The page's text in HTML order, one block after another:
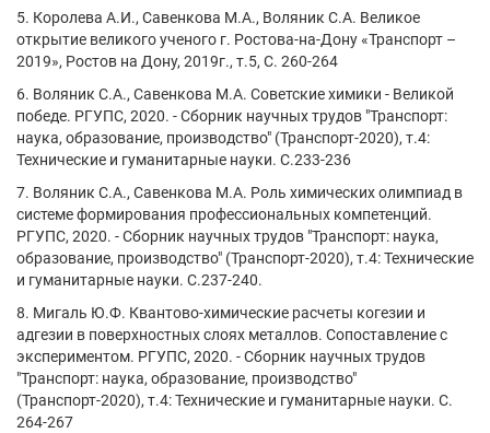
5. Королева А.И., Савенкова М.А., Воляник С.А. Великое
открытие великого ученого г. Ростова-на-Дону «Транспорт –
2019», Ростов на Дону, 2019г., т.5, С. 260-264
6. Воляник С.А., Савенкова М.А. Советские химики - Великой
победе. РГУПС, 2020. - Сборник научных трудов "Транспорт:
наука, образование, производство" (Транспорт-2020), т.4:
Технические и гуманитарные науки. С.233-236
7. Воляник С.А., Савенкова М.А. Роль химических олимпиад в
системе формирования профессиональных компетенций.
РГУПС, 2020. - Сборник научных трудов "Транспорт: наука,
образование, производство" (Транспорт-2020), т.4: Технические
и гуманитарные науки. С.237-240.
8. Мигаль Ю.Ф. Квантово-химические расчеты когезии и
адгезии в поверхностных слоях металлов. Сопоставление с
экспериментом. РГУПС, 2020. - Сборник научных трудов
"Транспорт: наука, образование, производство"
(Транспорт-2020), т.4: Технические и гуманитарные науки. С.
264-267